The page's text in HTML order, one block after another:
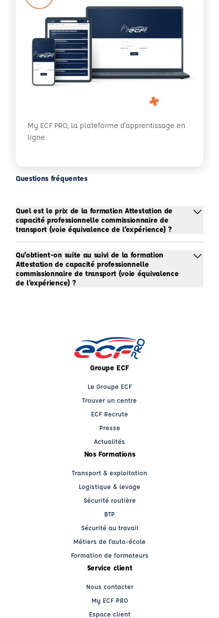
My ECF PRO, la plateforme d'apprentissage en
ligne
Questions fréquentes
Quel est le prix de la formation Attestation de
capacité professionnelle commissionnaire de
transport (voie équivalence de l’expérience) ?
Qu'obtient-on suite au suivi de la formation
Attestation de capacité professionnelle
commissionnaire de transport (voie équivalence
de l’expérience) ?
Groupe ECF
Le Groupe ECF
Trouver un centre
ECF Recrute
Presse
Actualités
Nos Formations
Transport & exploitation
Logistique & levage
Sécurité routière
BTP
Sécurité au travail
Métiers de l'auto-école
Formation de formateurs
Service client
Nous contacter
My ECF PRO
Espace client